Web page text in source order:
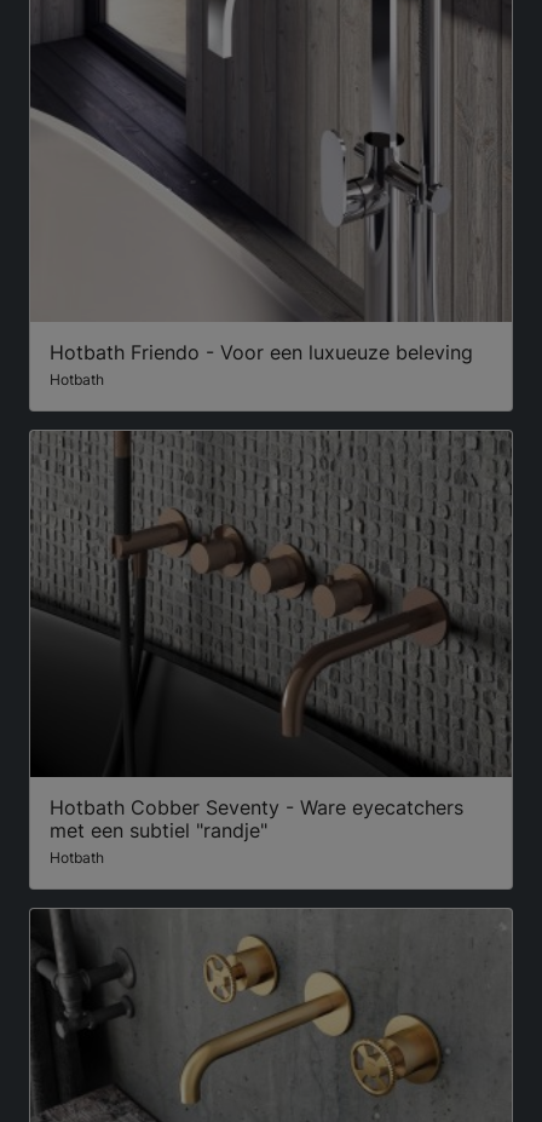
Hotbath Friendo - Voor een luxueuze beleving
Hotbath
Hotbath Cobber Seventy - Ware eyecatchers
met een subtiel "randje"
Hotbath